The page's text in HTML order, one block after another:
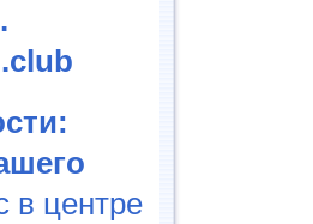
в центре